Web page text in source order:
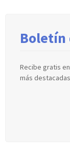
Recibe gratis
más